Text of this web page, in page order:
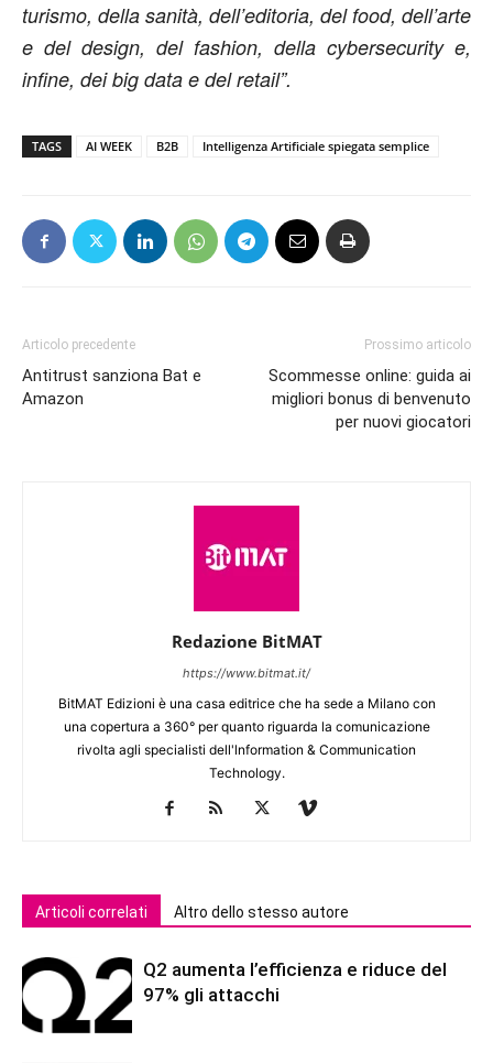
turismo, della sanità, dell’editoria, del food, dell’arte
e del design, del fashion, della cybersecurity e,
infine, dei big data e del retail”.
TAGS AI WEEK B2B Intelligenza Artificiale spiegata semplice
Articolo precedente
Antitrust sanziona Bat e
Amazon
Prossimo articolo
Scommesse online: guida ai
migliori bonus di benvenuto
per nuovi giocatori
Redazione BitMAT
https://www.bitmat.it/
BitMAT Edizioni è una casa editrice che ha sede a Milano con
una copertura a 360° per quanto riguarda la comunicazione
rivolta agli specialisti dell'lnformation & Communication
Technology.
Articoli correlati Altro dello stesso autore
Q2 aumenta l’efficienza e riduce del
97% gli attacchi